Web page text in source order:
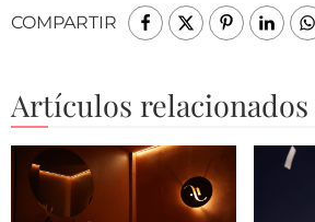
COMPARTIR
Artículos relacionados